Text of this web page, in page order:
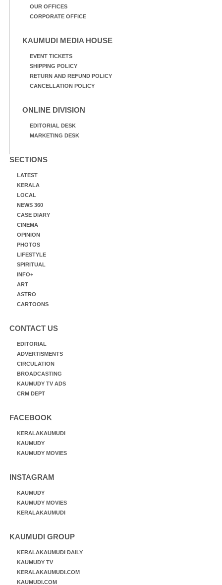
OUR OFFICES
CORPORATE OFFICE
KAUMUDI MEDIA HOUSE
EVENT TICKETS
SHIPPING POLICY
RETURN AND REFUND POLICY
CANCELLATION POLICY
ONLINE DIVISION
EDITORIAL DESK
MARKETING DESK
SECTIONS
LATEST
KERALA
LOCAL
NEWS 360
CASE DIARY
CINEMA
OPINION
PHOTOS
LIFESTYLE
SPIRITUAL
INFO+
ART
ASTRO
CARTOONS
CONTACT US
EDITORIAL
ADVERTISMENTS
CIRCULATION
BROADCASTING
KAUMUDY TV ADS
CRM DEPT
FACEBOOK
KERALAKAUMUDI
KAUMUDY
KAUMUDY MOVIES
INSTAGRAM
KAUMUDY
KAUMUDY MOVIES
KERALAKAUMUDI
KAUMUDI GROUP
KERALAKAUMUDI DAILY
KAUMUDY TV
KERALAKAUMUDI.COM
KAUMUDI.COM